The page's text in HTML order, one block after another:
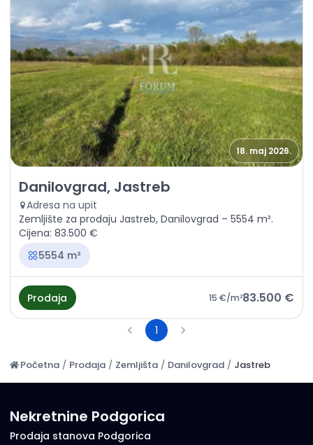
18. maj 2026.
Prodaja - Zemljište Danilovgrad, Jastreb
Danilovgrad, Jastreb
Adresa na upit
Zemljište za prodaju Jastreb, Danilovgrad – 5554 m².
Cijena: 83.500 €
5554 m²
Prodaja 15 €/m²83.500 €
1
Početna / Prodaja / Zemljišta / Danilovgrad / Jastreb
Nekretnine Podgorica
Prodaja stanova Podgorica